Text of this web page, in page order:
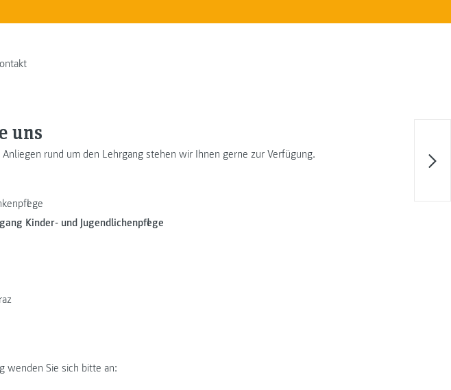
uns
rund um den Lehrgang stehen wir Ihnen gerne zur Verfügung.
Kinder- und Jugendlichenpflege
wenden Sie sich bitte an: